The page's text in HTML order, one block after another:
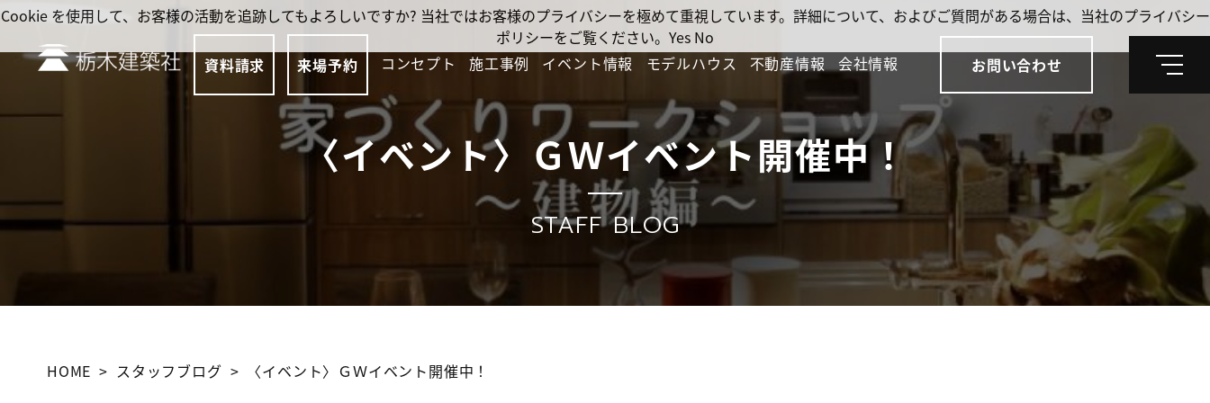
資料請求 来場予約 コンセプト 施工事例 イベント情報 モデルハウス 不動産情報 会社情報 お問い合わせ
メ
〈イベント〉ＧＷイベント開催中！
STAFF BLOG
HOME スタッフブログ 〈イベント〉ＧＷイベント開催中！
Cookie を使用して、お客様の活動を追跡してもよろしいですか? 当社ではお客様のプライバシーを極めて重視しています。詳細について、およびご質問がある場合は、当社のプライバシー
ポリシーをご覧ください。 Yes No